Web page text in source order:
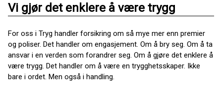
Vi gjør det enklere å være trygg
For oss i Tryg handler forsikring om så mye mer enn premier
og poliser. Det handler om engasjement. Om å bry seg. Om å ta
ansvar i en verden som forandrer seg. Om å gjøre det enklere å
være trygg. Det handler om å være en trygghetsskaper. Ikke
bare i ordet. Men også i handling.